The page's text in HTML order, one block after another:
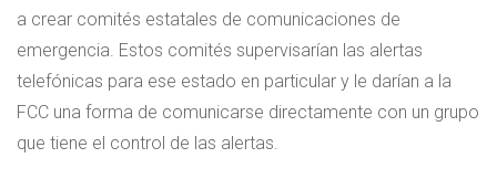
a crear comités estatales de comunicaciones de
emergencia. Estos comités supervisarían las alertas
telefónicas para ese estado en particular y le darían a la
FCC una forma de comunicarse directamente con un grupo
que tiene el control de las alertas.